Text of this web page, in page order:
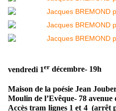
vendredi 1er décembre- 19h
Maison de la poésie Jean
Moulin de l’Evêque- 78
Accès tram lignes 1 et 4(arrêt